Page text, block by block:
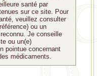
santé par
sur ce site. Pour
veuillez consulter
ou un
Je conseille
ou un(e)
pointue concernant
médicaments.